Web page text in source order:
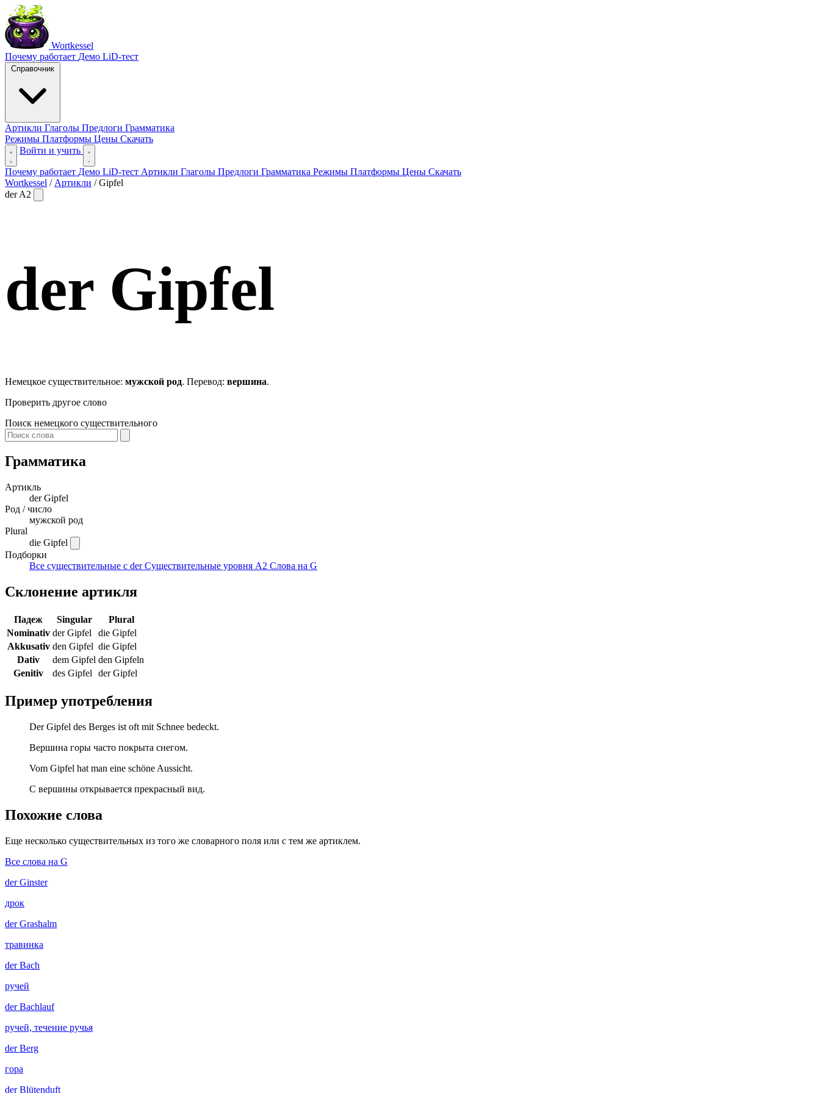
Wortkessel
Почему работает Демо LiD-тест
Справочник
Артикли Глаголы Предлоги Грамматика
Режимы Платформы Цены Скачать
Войти и учить
Почему работает Демо LiD-тест Артикли Глаголы Предлоги Грамматика Режимы Платформы Цены Скачать
Wortkessel / Артикли / Gipfel
derA2
der Gipfel
Немецкое существительное: мужской род. Перевод: вершина.
Проверить другое слово
Поиск немецкого существительного
Грамматика
Артикль
derGipfel
Род / число
мужской род
Plural
die Gipfel
Подборки
Все существительные с derСуществительные уровня A2 Слова на G
Склонение артикля
Падеж Singular
Plural
Nominativ der Gipfel
die Gipfel
Akkusativ den Gipfel die Gipfel
Dativ
dem Gipfel den Gipfeln
Genitiv
des Gipfel der Gipfel
Пример употребления
Der Gipfel des Berges ist oft mit Schnee bedeckt.
Вершина горы часто покрыта снегом.
Vom Gipfel hat man eine schöne Aussicht.
С вершины открывается прекрасный вид.
Похожие слова
Еще несколько существительных из того же словарного поля или с тем же артиклем.
Все слова на G
derGinster
дрок
derGrashalm
травинка
derBach
ручей
derBachlauf
ручей, течение ручья
derBerg
гора
derBlütenduft